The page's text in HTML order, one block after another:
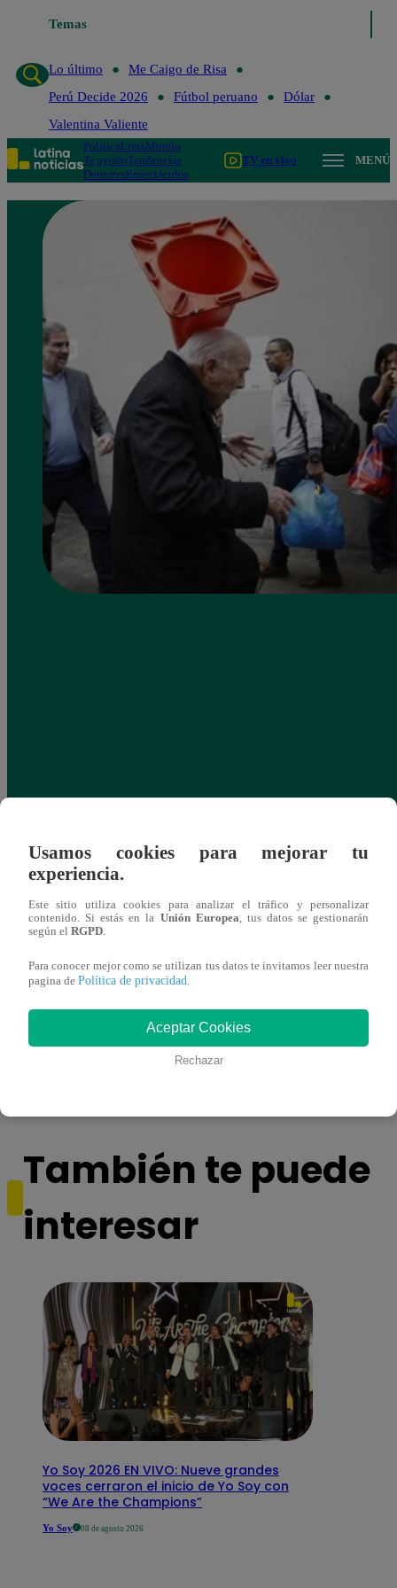
Temas
Lo último
Me Caigo de Risa
Perú Decide 2026
Fútbol peruano
Dólar
Valentina Valiente
PolíticaLimaMundo
Te ayudoTendencias
DeportesEspectáculos
TV en vivo MENÚ
irá en el amor y trabajo, según la IA?
También te puede
interesar
Yo Soy 2026 EN VIVO: Nueve grandes
voces cerraron el inicio de Yo Soy con
“We Are the Champions”
Yo Soy 08 de agosto 2026
Usamos cookies para mejorar tu
experiencia.
Este sitio utiliza cookies para analizar el tráfico y personalizar
contenido. Si estás en la Unión Europea , tus datos se gestionarán
según el RGPD
Para conocer mejor como se utilizan tus datos te invitamos leer nuestra
pagina de Política de privacidad
Aceptar Cookies
Rechazar